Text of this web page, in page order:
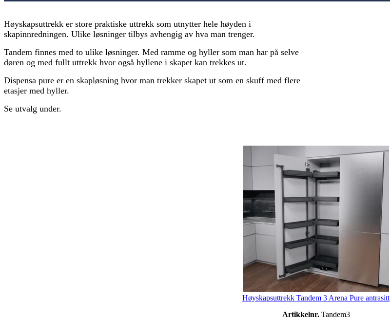
Høyskapsuttrekk er store praktiske uttrekk som utnytter hele høyden i
skapinnredningen. Ulike løsninger tilbys avhengig av hva man trenger.
Tandem finnes med to ulike løsninger. Med ramme og hyller som man har på selve
døren og med fullt uttrekk hvor også hyllene i skapet kan trekkes ut.
Dispensa pure er en skapløsning hvor man trekker skapet ut som en skuff med flere
etasjer med hyller.
Se utvalg under.
Høyskapsuttrekk Tandem 3 Arena Pure antrasitt
Artikkelnr.Tandem3